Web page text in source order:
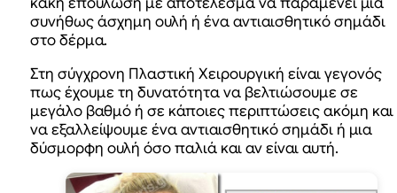
συνήθως άσχημη ουλή ή ένα αντιαισθητικό σημάδι
στο δέρμα.
Στη σύγχρονη Πλαστική Χειρουργική είναι γεγονός
πως έχουμε τη δυνατότητα να βελτιώσουμε σε
μεγάλο βαθμό ή σε κάποιες περιπτώσεις ακόμη και
να εξαλλείψουμε ένα αντιαισθητικό σημάδι ή μια
δύσμορφη ουλή όσο παλιά και αν είναι αυτή.